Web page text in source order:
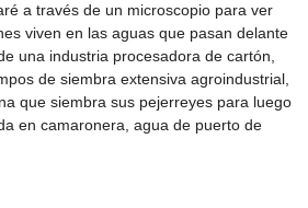
a través de un microscopio para ver
viven en las aguas que pasan delante
una industria procesadora de cartón,
de siembra extensiva agroindustrial,
que siembra sus pejerreyes para luego
en camaronera, agua de puerto de